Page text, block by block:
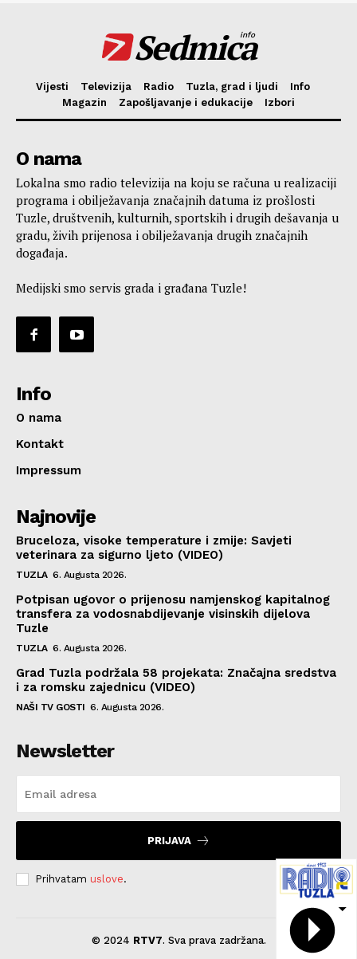
Sedmica
info
Vijesti Televizija Radio Tuzla, grad i ljudi
Info
Magazin
Zapošljavanje i edukacije Izbori
O nama
Lokalna smo radio televizija na koju se računa u realizaciji
programa i obilježavanja značajnih datuma iz prošlosti
Tuzle, društvenih, kulturnih, sportskih i drugih dešavanja u
gradu, živih prijenosa i obilježavanja drugih značajnih
događaja.
Medijski smo servis grada i građana Tuzle!
Info
O nama
Kontakt
Impressum
Najnovije
Bruceloza, visoke temperature i zmije: Savjeti
veterinara za sigurno ljeto (VIDEO)
TUZLA 6. Augusta 2026.
Potpisan ugovor o prijenosu namjenskog kapitalnog
transfera za vodosnabdijevanje visinskih dijelova
Tuzle
TUZLA 6. Augusta 2026.
Grad Tuzla podržala 58 projekata: Značajna sredstva
i za romsku zajednicu (VIDEO)
NAŠI TV GOSTI 6. Augusta 2026.
Newsletter
PRIJAVA
Prihvatam uslove.
© 2024 RTV7. Sva prava zadržana.